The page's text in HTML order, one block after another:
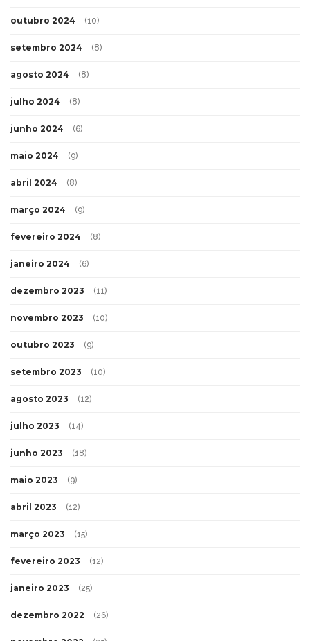
outubro 2024 (10)
setembro 2024 (8)
agosto 2024 (8)
julho 2024 (8)
junho 2024 (6)
maio 2024 (9)
abril 2024 (8)
março 2024 (9)
fevereiro 2024 (8)
janeiro 2024 (6)
dezembro 2023 (11)
novembro 2023 (10)
outubro 2023 (9)
setembro 2023 (10)
agosto 2023 (12)
julho 2023 (14)
junho 2023 (18)
maio 2023 (9)
abril 2023 (12)
março 2023 (15)
fevereiro 2023 (12)
janeiro 2023 (25)
dezembro 2022 (26)